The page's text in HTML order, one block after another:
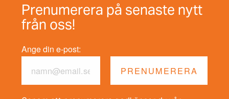
Prenumerera på senaste nytt
från oss!
Ange din e-post: